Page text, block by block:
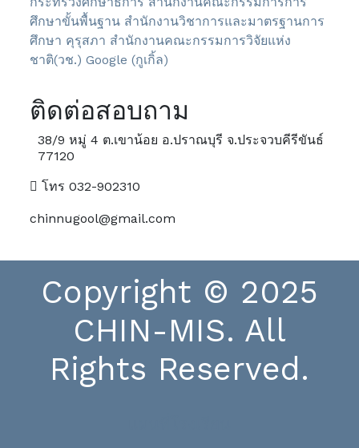
ศึกษาขั้นพื้นฐาน สำนักงานวิชาการและมาตรฐานการ
ศึกษา คุรุสภา สำนักงานคณะกรรมการวิจัยแห่ง
ชาติ(วช.) Google (กูเกิ้ล)
ติดต่อสอบถาม
38/9 หมู่ 4 ต.เขาน้อย อ.ปราณบุรี จ.ประจวบคีรีขันธ์
77120
โทร 032-902310
chinnugool@gmail.com
Copyright © 2025
CHIN-MIS. All
Rights Reserved.